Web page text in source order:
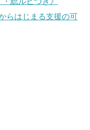
らはじまる支援の可